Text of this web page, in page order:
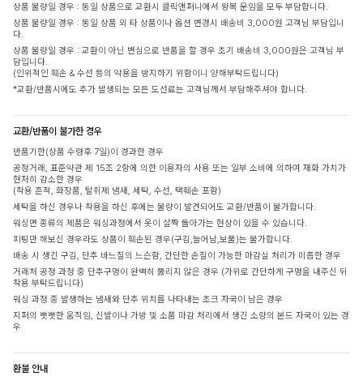
상품 불량일 경우 : 동일 상품으로 교환시 클릭앤퍼니에서 왕복 운임을 모두 부담합니다.
상품 불량일 경우 : 동일 상품 외 타 상품이나 옵션 변경시 배송비 3,000원 고객님 부담입니
다.
상품 불량일 경우 : 교환이 아닌 변심으로 반품을 할 경우 초기 배송비 3,000원은 고객님 부
담입니다.
(인위적인 훼손 & 수선 등의 악용을 방지하기 위함이니 양해부탁드립니다)
*교환/반품시에도 추가 발생되는 모든 도선료는 고객님께서 부담해주셔야 합니다.
교환/반품이 불가한 경우
반품기한(상품 수령후 7일)이 경과한 경우
공정거래, 표준약관 제 15조 2항에 의한 이용자의 사용 또는 일부 소비에 의하여 재화 가치가
현저히 감소한 경우
(착용 흔적, 화장품, 탈취제 냄새, 세탁, 수선, 택훼손 포함)
세탁을 하신 경우나 착용을 하신 후에는 불량이 발견되어도 교환/반품이 불가합니다.
워싱면 종류의 제품은 워싱과정에서 옷이 살짝 돌아가는 현상이 있을 수 있습니다.
피팅만 해보신 경우라도 상품이 훼손된 경우(구김,늘어남,보풀)는 불가합니다.
배송 시 생긴 구김, 단추 바느질의 느슨함, 간단한 손질이 가능한 마감실 처리가 미흡한 경우
거래처 공정 과정 중 단추구멍이 완벽히 뚫리지 않은 경우 (가위로 간단하게 구멍을 내주신 뒤
착용 부탁드립니다)
워싱 과정 중 발생하는 냄새와 단추 위치를 나타내는 초크 자국이 남은 경우
지퍼의 뻣뻣한 움직임, 신발이나 가방 및 소품 마감 처리에서 생긴 소량의 본드 자국이 있는 경
우
환불 안내